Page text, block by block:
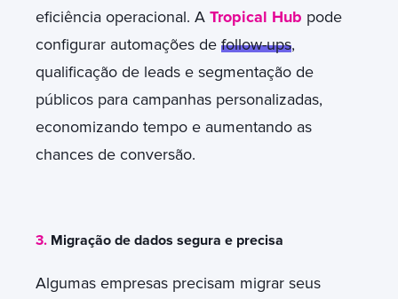
eficiência operacional. A Tropical Hub pode
configurar automações de follow-ups,
qualificação de leads e segmentação de
públicos para campanhas personalizadas,
economizando tempo e aumentando as
chances de conversão.
3. Migração de dados segura e precisa
Algumas empresas precisam migrar seus